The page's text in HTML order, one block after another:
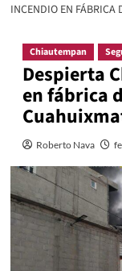
INCENDIO EN
Chiautempan
Despierta
en fábrica
Roberto Nava